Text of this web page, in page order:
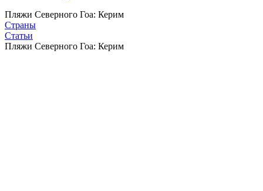
Пляжи Северного Гоа: Керим
Страны
Статьи
Пляжи Северного Гоа: Керим